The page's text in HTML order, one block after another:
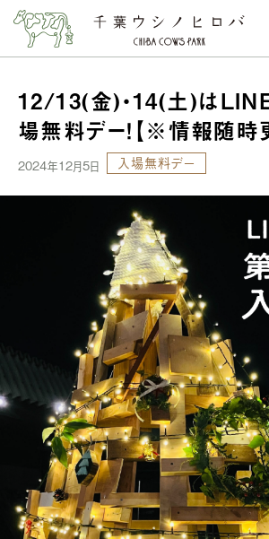
12/13(金)・14(土)は
場無料デー！【※情報随時
2024年12月5日 入場無料デー